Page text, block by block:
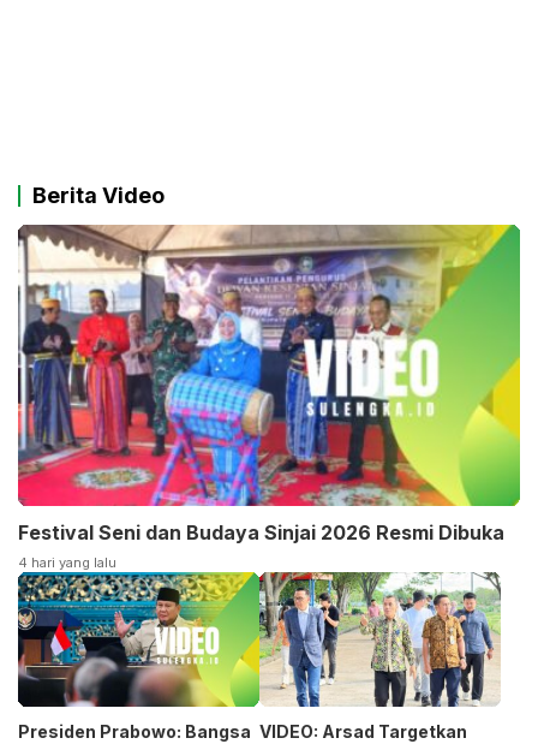
Berita Video
Festival Seni dan Budaya Sinjai 2026 Resmi Dibuka
4 hari yang lalu
Presiden Prabowo: Bangsa VIDEO: Arsad Targetkan